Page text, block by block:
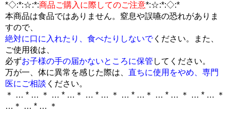
*◇:*:☆:*:商品ご購入に際してのご注意*:☆:*:◇:*
本商品は食品ではありません。窒息や誤嚥の恐れがありま
すので、
絶対に口に入れたり、食べたりしないでください。また、
ご使用後は、
必ずお子様の手の届かないところに保管 してください。
万が一、体に異常を感じた際は、 直ちに使用をやめ、専門
医にご相談 ください。
＊ … * … ＊ … * …＊ … * … ＊ … * …＊ … * … ＊ … * … ＊
…＊ … * … ＊